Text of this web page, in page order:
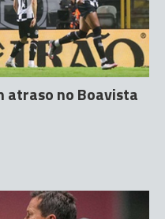
atraso no Boavista